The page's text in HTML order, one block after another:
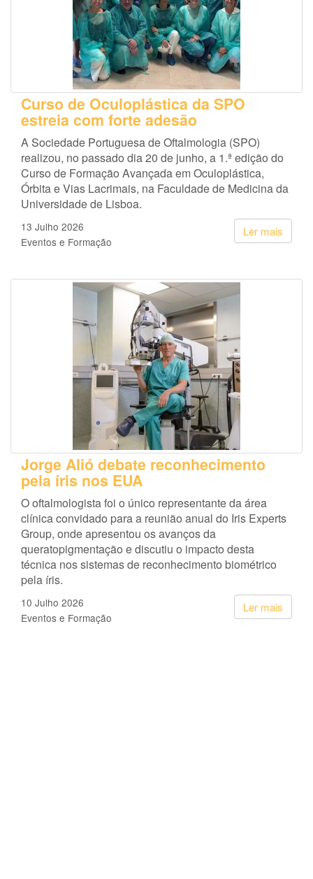
Curso de Oculoplástica da SPO
estreia com forte adesão
A Sociedade Portuguesa de Oftalmologia (SPO)
realizou, no passado dia 20 de junho, a 1.ª edição do
Curso de Formação Avançada em Oculoplástica,
Órbita e Vias Lacrimais, na Faculdade de Medicina da
Universidade de Lisboa.
Ler mais
13 Julho 2026
Eventos e Formação
Jorge Alió debate reconhecimento
pela íris nos EUA
O oftalmologista foi o único representante da área
clínica convidado para a reunião anual do Iris Experts
Group, onde apresentou os avanços da
queratopigmentação e discutiu o impacto desta
técnica nos sistemas de reconhecimento biométrico
pela íris.
Ler mais
10 Julho 2026
Eventos e Formação